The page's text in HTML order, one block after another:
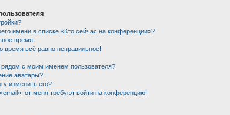
имени в списке «Кто сейчас на конференции»?
время!
время всё равно неправильное!
рядом с моим именем пользователя?
аватары?
изменить его?
от меня требуют войти на конференцию!